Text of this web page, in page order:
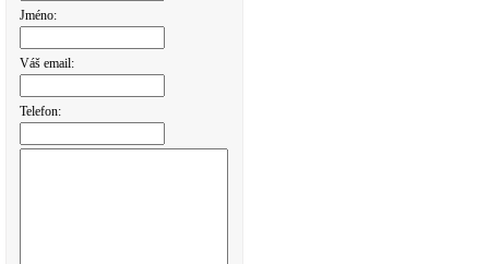
Jméno:
Váš email:
Telefon: